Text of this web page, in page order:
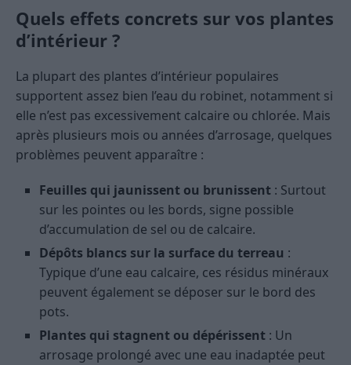
Quels effets concrets sur vos plantes
d’intérieur ?
La plupart des plantes d’intérieur populaires
supportent assez bien l’eau du robinet, notamment si
elle n’est pas excessivement calcaire ou chlorée. Mais
après plusieurs mois ou années d’arrosage, quelques
problèmes peuvent apparaître :
Feuilles qui jaunissent ou brunissent : Surtout
sur les pointes ou les bords, signe possible
d’accumulation de sel ou de calcaire.
Dépôts blancs sur la surface du terreau :
Typique d’une eau calcaire, ces résidus minéraux
peuvent également se déposer sur le bord des
pots.
Plantes qui stagnent ou dépérissent : Un
arrosage prolongé avec une eau inadaptée peut